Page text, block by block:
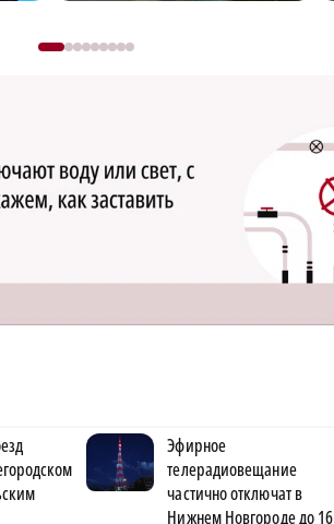
Эфирное
телерадиовещание
частично отключат в
Нижнем Новгороде до 16